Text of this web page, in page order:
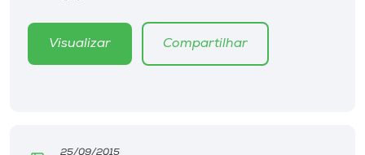
Visualizar Compartilhar
25/09/2015